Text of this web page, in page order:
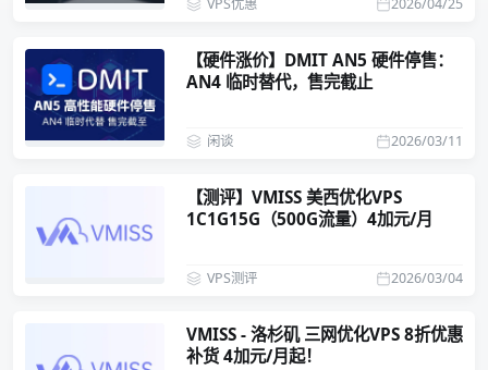
2026/04/25
VPS优惠
【硬件涨价】DMIT AN5 硬件停售：
AN4 临时替代，售完截止
2026/03/11
闲谈
【测评】VMISS 美西优化VPS
1C1G15G（500G流量）4加元/月
2026/03/04
VPS测评
VMISS - 洛杉矶 三网优化VPS 8折优惠
补货 4加元/月起！